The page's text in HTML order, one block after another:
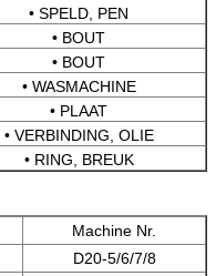
• SPELD, PEN
• BOUT
• BOUT
• WASMACHINE
• PLAAT
• VERBINDING, OLIE
• RING, BREUK
Machine Nr.
D20-5/6/7/8